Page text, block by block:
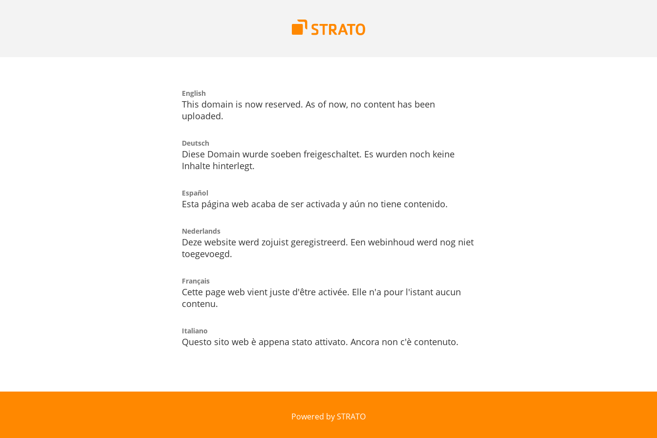
English
This domain is now reserved. As of now, no content has been
uploaded.
Deutsch
Diese Domain wurde soeben freigeschaltet. Es wurden noch keine
Inhalte hinterlegt.
Español
Esta página web acaba de ser activada y aún no tiene contenido.
Nederlands
Deze website werd zojuist geregistreerd. Een webinhoud werd nog niet
toegevoegd.
Français
Cette page web vient juste d'être activée. Elle n'a pour l'istant aucun
contenu.
Italiano
Questo sito web è appena stato attivato. Ancora non c'è contenuto.
Powered by STRATO